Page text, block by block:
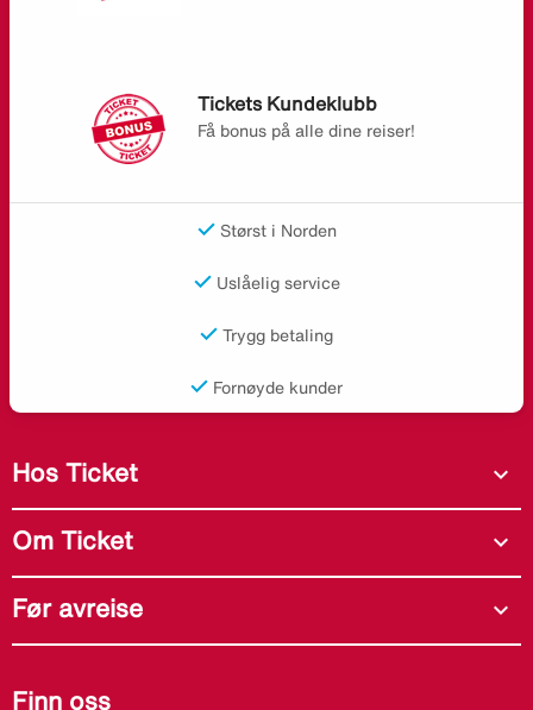
Tickets Kundeklubb
Få bonus på alle dine reiser!
Størst i Norden
Uslåelig service
Trygg betaling
Fornøyde kunder
Hos Ticket expand_more
Om Ticket expand_more
Før avreise expand_more
Finn oss